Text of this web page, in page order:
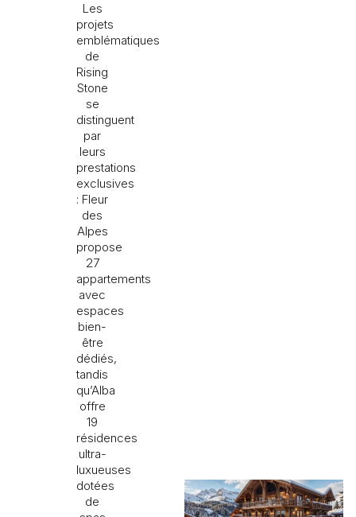
Les
projets
emblématiques
de
Rising
Stone
se
distinguent
par
leurs
prestations
exclusives
: Fleur
des
Alpes
propose
27
appartements
avec
espaces
bien-
être
dédiés,
tandis
qu’Alba
offre
19
résidences
ultra-
luxueuses
dotées
de